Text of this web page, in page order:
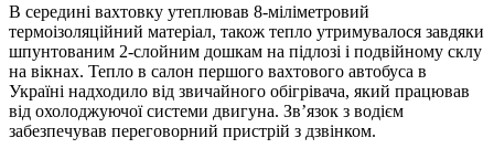
В середині вахтовку утеплював 8-міліметровий
термоізоляційний матеріал, також тепло утримувалося завдяки
шпунтованим 2-слойним дошкам на підлозі і подвійному склу
на вікнах. Тепло в салон першого вахтового автобуса в
Україні надходило від звичайного обігрівача, який працював
від охолоджуючої системи двигуна. Зв’язок з водієм
забезпечував переговорний пристрій з дзвінком.